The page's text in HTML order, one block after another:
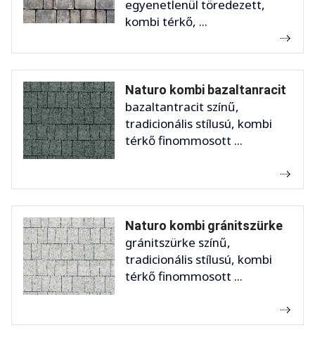
egyenetlenül töredezett,
kombi térkő, ...
Naturo kombi bazaltanracit
bazaltantracit színű,
tradicionális stílusú, kombi
térkő finommosott ...
Naturo kombi gránitszürke
gránitszürke színű,
tradicionális stílusú, kombi
térkő finommosott ...